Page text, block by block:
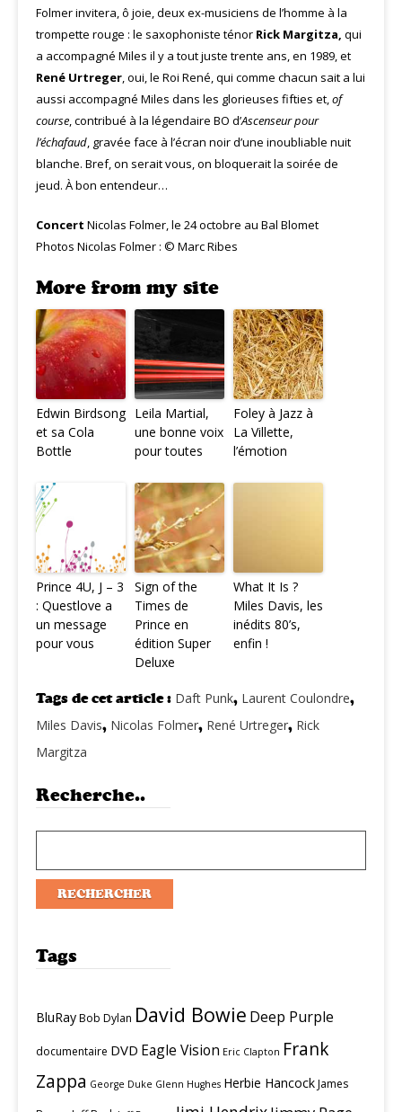
Folmer invitera, ô joie, deux ex-musiciens de l’homme à la
trompette rouge : le saxophoniste ténor Rick Margitza, qui
a accompagné Miles il y a tout juste trente ans, en 1989, et
René Urtreger, oui, le Roi René, qui comme chacun sait a lui
aussi accompagné Miles dans les glorieuses fifties et,of
course, contribué à la légendaire BO d’Ascenseur pour
l’échafaud, gravée face à l’écran noir d’une inoubliable nuit
blanche. Bref, on serait vous, on bloquerait la soirée de
jeud. À bon entendeur…
Concert Nicolas Folmer, le 24 octobre au Bal Blomet
Photos Nicolas Folmer : © Marc Ribes
More from my site
Edwin Birdsong
et sa Cola
Bottle
Leila Martial,
une bonne voix
pour toutes
Foley à Jazz à
La Villette,
l’émotion
Prince 4U, J – 3
: Questlove a
un message
pour vous
Sign of the
Times de
Prince en
édition Super
Deluxe
What It Is ?
Miles Davis, les
inédits 80’s,
enfin !
Tags de cet article : Daft Punk, Laurent Coulondre,
Miles Davis, Nicolas Folmer, René Urtreger, Rick
Margitza
Recherche..
Tags
BluRayBob Dylan David Bowie Deep Purple
documentaire DVD Eagle Vision Eric Clapton Frank
Zappa George Duke Glenn Hughes Herbie HancockJames